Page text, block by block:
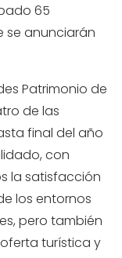
65
se anunciarán
Patrimonio de
de las
final del año
con
la satisfacción
los entornos
pero también
turística y